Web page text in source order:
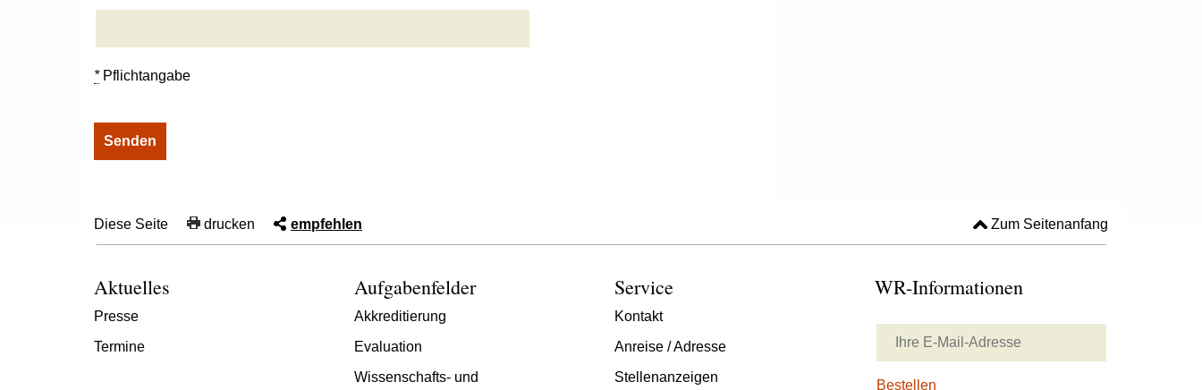
*Pflichtangabe
Diese Seite drucken empfehlen Zum Seitenanfang
Aktuelles
Presse
Termine
Aufgabenfelder
Akkreditierung
Evaluation
Wissenschafts- und
Service
Kontakt
Anreise / Adresse
Stellenanzeigen
WR-Informationen